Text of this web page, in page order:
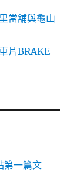
當舖與龜山
片BRAKE
第一篇文